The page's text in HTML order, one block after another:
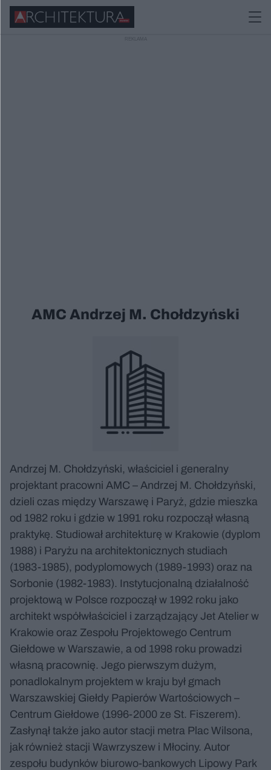
AMC Andrzej M. Chołdzyński
Andrzej M. Chołdzyński, właściciel i generalny
projektant pracowni AMC – Andrzej M. Chołdzyński,
dzieli czas między Warszawę i Paryż, gdzie mieszka
od 1982 roku i gdzie w 1991 roku rozpoczął własną
praktykę. Studiował architekturę w Krakowie (dyplom
1988) i Paryżu na architektonicznych studiach
(1983-1985), podyplomowych (1989-1993) oraz na
Sorbonie (1982-1983). Instytucjonalną działalność
projektową w Polsce rozpoczął w 1992 roku jako
architekt współwłaściciel i zarządzający Jet Atelier w
Krakowie oraz Zespołu Projektowego Centrum
Giełdowe w Warszawie, a od 1998 roku prowadzi
własną pracownię. Jego pierwszym dużym,
ponadlokalnym projektem w kraju był gmach
Warszawskiej Giełdy Papierów Wartościowych –
Centrum Giełdowe (1996-2000 ze St. Fiszerem).
Zasłynął także jako autor stacji metra Plac Wilsona,
jak również stacji Wawrzyszew i Młociny. Autor
zespołu budynków biurowo-bankowych Lipowy Park